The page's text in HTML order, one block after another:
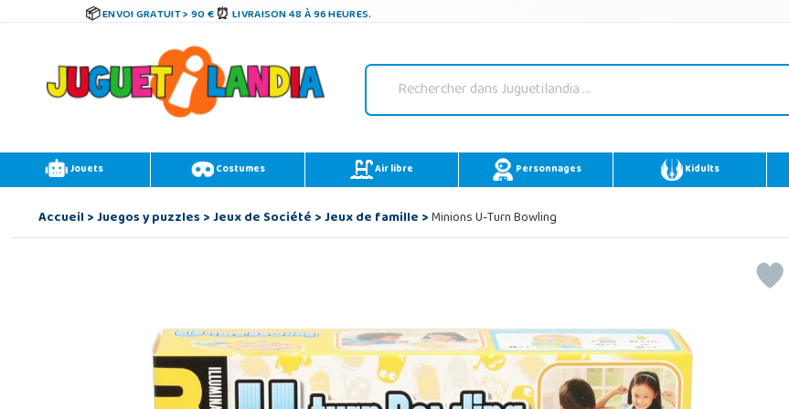
ENVOI GRATUIT > 90 € LIVRAISON 48 À 96 HEURES.
Jouets Costumes Air libre Personnages Kidults
Accueil>Juegos y puzzles>Jeux de Société>Jeux de famille>Minions U-Turn Bowling